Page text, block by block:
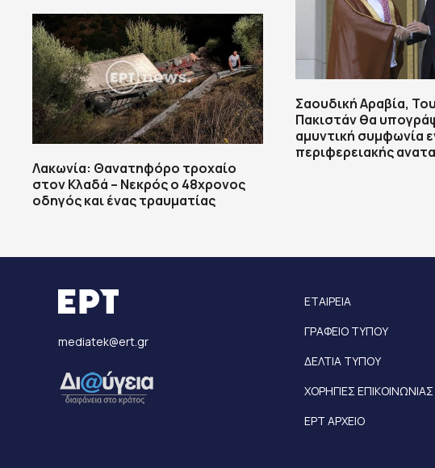
Λακωνία: Θανατηφόρο τροχαίο
στον Κλαδά – Νεκρός ο 48χρονος
οδηγός και ένας τραυματίας
Σαουδική Αραβία,
Πακιστάν θα
αμυντική συμφωνία
περιφερειακής
mediatek@ert.gr
ΕΤΑΙΡΕΙΑ
ΓΡΑΦΕΙΟ ΤΥΠΟΥ
ΔΕΛΤΙΑ ΤΥΠΟΥ
ΧΟΡΗΓΙΕΣ ΕΠΙΚΟΙΝΩΝΙΑΣ
ΕΡΤ ΑΡΧΕΙΟ